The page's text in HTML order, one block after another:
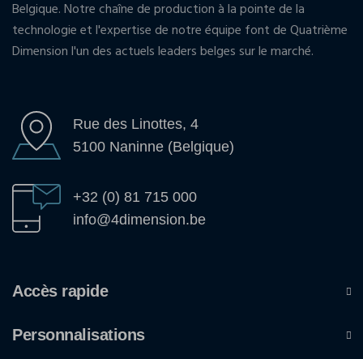
Belgique. Notre chaîne de production à la pointe de la
technologie et l'expertise de notre équipe font de Quatrième
Dimension l'un des actuels leaders belges sur le marché.
Rue des Linottes, 4
5100 Naninne (Belgique)
+32 (0) 81 715 000
info@4dimension.be
Accès rapide
Personnalisations